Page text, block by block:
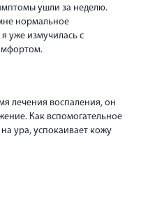
ушли за неделю.
нормальное
уже измучилась с
лечения воспаления, он
Как вспомогательное
ура, успокаивает кожу